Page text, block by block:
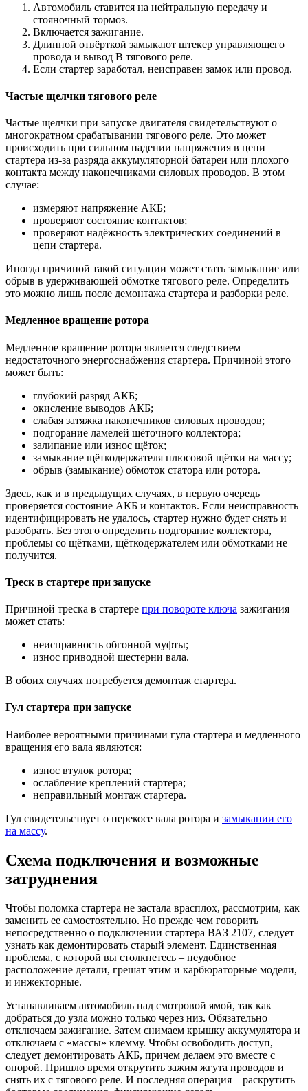
Автомобиль ставится на нейтральную передачу и
стояночный тормоз.
Включается зажигание.
Длинной отвёрткой замыкают штекер управляющего
провода и вывод В тягового реле.
Если стартер заработал, неисправен замок или провод.
Частые щелчки тягового реле
Частые щелчки при запуске двигателя свидетельствуют о
многократном срабатывании тягового реле. Это может
происходить при сильном падении напряжения в цепи
стартера из-за разряда аккумуляторной батареи или плохого
контакта между наконечниками силовых проводов. В этом
случае:
измеряют напряжение АКБ;
проверяют состояние контактов;
проверяют надёжность электрических соединений в
цепи стартера.
Иногда причиной такой ситуации может стать замыкание или
обрыв в удерживающей обмотке тягового реле. Определить
это можно лишь после демонтажа стартера и разборки реле.
Медленное вращение ротора
Медленное вращение ротора является следствием
недостаточного энергоснабжения стартера. Причиной этого
может быть:
глубокий разряд АКБ;
окисление выводов АКБ;
слабая затяжка наконечников силовых проводов;
подгорание ламелей щёточного коллектора;
залипание или износ щёток;
замыкание щёткодержателя плюсовой щётки на массу;
обрыв (замыкание) обмоток статора или ротора.
Здесь, как и в предыдущих случаях, в первую очередь
проверяется состояние АКБ и контактов. Если неисправность
идентифицировать не удалось, стартер нужно будет снять и
разобрать. Без этого определить подгорание коллектора,
проблемы со щётками, щёткодержателем или обмотками не
получится.
Треск в стартере при запуске
Причиной треска в стартере при повороте ключа зажигания
может стать:
неисправность обгонной муфты;
износ приводной шестерни вала.
В обоих случаях потребуется демонтаж стартера.
Гул стартера при запуске
Наиболее вероятными причинами гула стартера и медленного
вращения его вала являются:
износ втулок ротора;
ослабление креплений стартера;
неправильный монтаж стартера.
Гул свидетельствует о перекосе вала ротора и замыкании его
на массу.
Схема подключения и возможные
затруднения
Чтобы поломка стартера не застала врасплох, рассмотрим, как
заменить ее самостоятельно. Но прежде чем говорить
непосредственно о подключении стартера ВАЗ 2107, следует
узнать как демонтировать старый элемент. Единственная
проблема, с которой вы столкнетесь – неудобное
расположение детали, грешат этим и карбюраторные модели,
и инжекторные.
Устанавливаем автомобиль над смотровой ямой, так как
добраться до узла можно только через низ. Обязательно
отключаем зажигание. Затем снимаем крышку аккумулятора и
отключаем с «массы» клемму. Чтобы освободить доступ,
следует демонтировать АКБ, причем делаем это вместе с
опорой. Пришло время открутить зажим жгута проводов и
снять их с тягового реле. И последняя операция – раскрутить